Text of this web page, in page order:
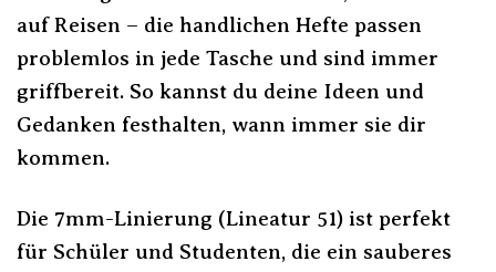
auf Reisen – die handlichen Hefte passen
problemlos in jede Tasche und sind immer
griffbereit. So kannst du deine Ideen und
Gedanken festhalten, wann immer sie dir
kommen.
Die 7mm-Linierung (Lineatur 51) ist perfekt
für Schüler und Studenten, die ein sauberes